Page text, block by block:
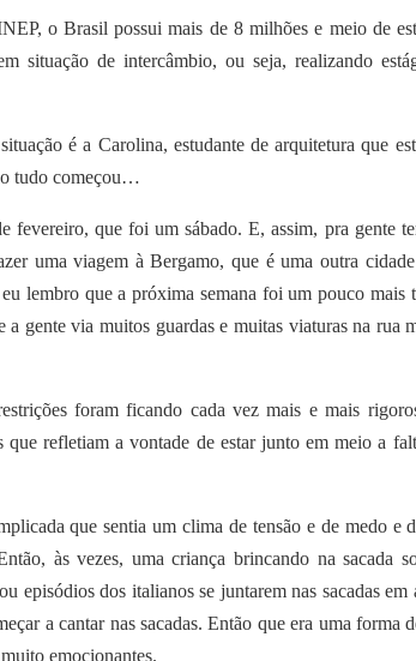
o Brasil possui mais de 8 milhões e meio de
situação de intercâmbio, ou seja, realizando
é a Carolina, estudante de arquitetura que
tudo começou…
fevereiro, que foi um sábado. E, assim, pra gente
uma viagem à Bergamo, que é uma outra
lembro que a próxima semana foi um pouco mais
a gente via muitos guardas e muitas viaturas na rua
foram ficando cada vez mais e mais
que refletiam a vontade de estar junto em meio a
que sentia um clima de tensão e de medo e
às vezes, uma criança brincando na sacada
episódios dos italianos se juntarem nas sacadas
a cantar nas sacadas. Então que era uma forma
emocionantes.